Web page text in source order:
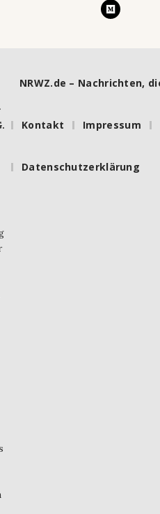
NRWZ.de – Nachrichten,
Kontakt Impressum
Datenschutzerklärung